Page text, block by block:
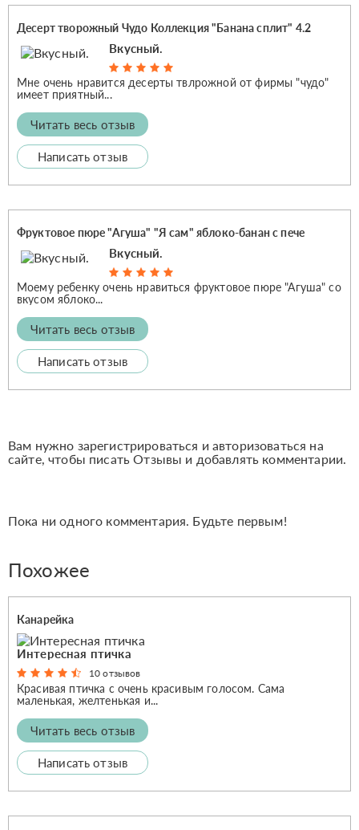
Десерт творожный Чудо Коллекция "Банана сплит" 4.2
Вкусный.
Мне очень нравится десерты твлрожной от фирмы "чудо"
имеет приятный...
Читать весь отзыв
Написать отзыв
Фруктовое пюре "Агуша" "Я сам" яблоко-банан с пече
Вкусный.
Моему ребенку очень нравиться фруктовое пюре "Агуша" со
вкусом яблоко...
Читать весь отзыв
Написать отзыв
Вам нужно зарегистрироваться и авторизоваться на
сайте, чтобы писать Отзывы и добавлять комментарии.
Пока ни одного комментария. Будьте первым!
Похожее
Канарейка
Интересная птичка
10 отзывов
Красивая птичка с очень красивым голосом. Сама
маленькая, желтенькая и...
Читать весь отзыв
Написать отзыв